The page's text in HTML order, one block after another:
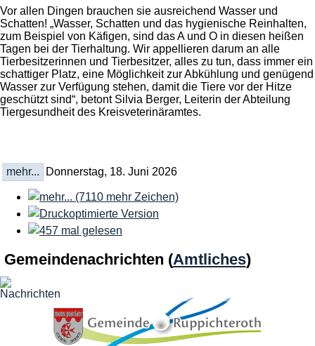
Vor allen Dingen brauchen sie ausreichend Wasser und
Schatten! „Wasser, Schatten und das hygienische Reinhalten,
zum Beispiel von Käfigen, sind das A und O in diesen heißen
Tagen bei der Tierhaltung. Wir appellieren darum an alle
Tierbesitzerinnen und Tierbesitzer, alles zu tun, dass immer ein
schattiger Platz, eine Möglichkeit zur Abkühlung und genügend
Wasser zur Verfügung stehen, damit die Tiere vor der Hitze
geschützt sind“, betont Silvia Berger, Leiterin der Abteilung
Tiergesundheit des Kreisveterinäramtes.
mehr... Donnerstag, 18. Juni 2026
Gemeindenachrichten (Amtliches)